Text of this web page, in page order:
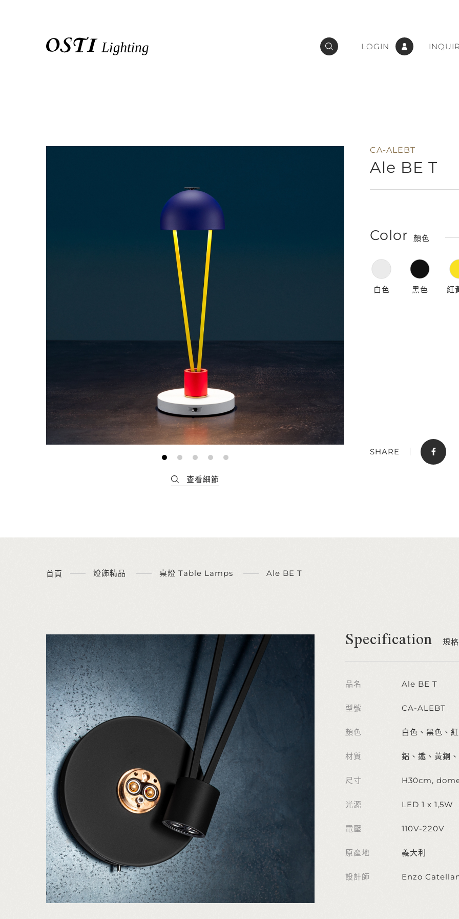
最新消息
會員專區 常見問題 門市據點 聯絡我們
LOGIN
CA-ALEBT
Ale BE T
Color 顏色
白色 黑色 紅
SHARE
首頁 燈飾精品 桌燈 Table Lamps Ale BE T
Specification 規
品名 Ale BE T
型號 CA-ALEBT
顏色 白色、黑色、
材質 鋁、鐵、黃銅
尺寸 H30cm,
光源 LED 1 x 1,5W
電壓 110V-220V
原產地 義大利
設計師 Enzo